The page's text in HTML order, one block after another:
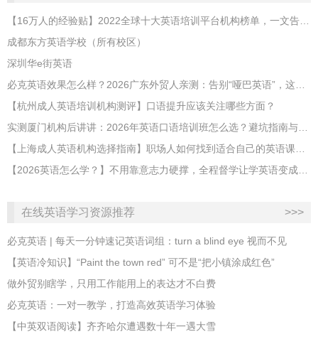
【16万人的经验贴】2022全球十大英语培训平台机构榜单，一文告诉你
成都东方英语学校（所有校区）
深圳华e街英语
必克英语效果怎么样？2026广东外贸人亲测：告别“哑巴英语”，这才是成年人最高效的自救指南！
【杭州成人英语培训机构测评】口语提升应该关注哪些方面？
实测厦门机构后讲讲：2026年英语口语培训班怎么选？避坑指南与高效学习新范式
【上海成人英语机构选择指南】职场人如何找到适合自己的英语课程？
【2026英语怎么学？】不用靠意志力硬撑，全程督学让学英语变成日常习惯
在线英语学习资源推荐 >>>
必克英语 | 每天一分钟速记英语词组：turn a blind eye 视而不见
​【英语冷知识】“Paint the town red” 可不是“把小镇涂成红色”
做外贸别瞎学，只用工作能用上的表达才不白费
必克英语：一对一教学，打造高效英语学习体验
【中英双语阅读】齐齐哈尔遭遇数十年一遇大雪